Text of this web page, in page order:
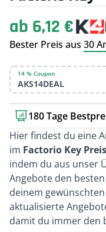
ab 6,12 €
Bester Preis aus 30
14 % Coupon
AKS14DEAL
180 Tage
Kurzbeschreibung
Hier findest du eine
im Factorio Key
indem du aus unser
Angebote den
deinem
aktualisierte
damit du immer den